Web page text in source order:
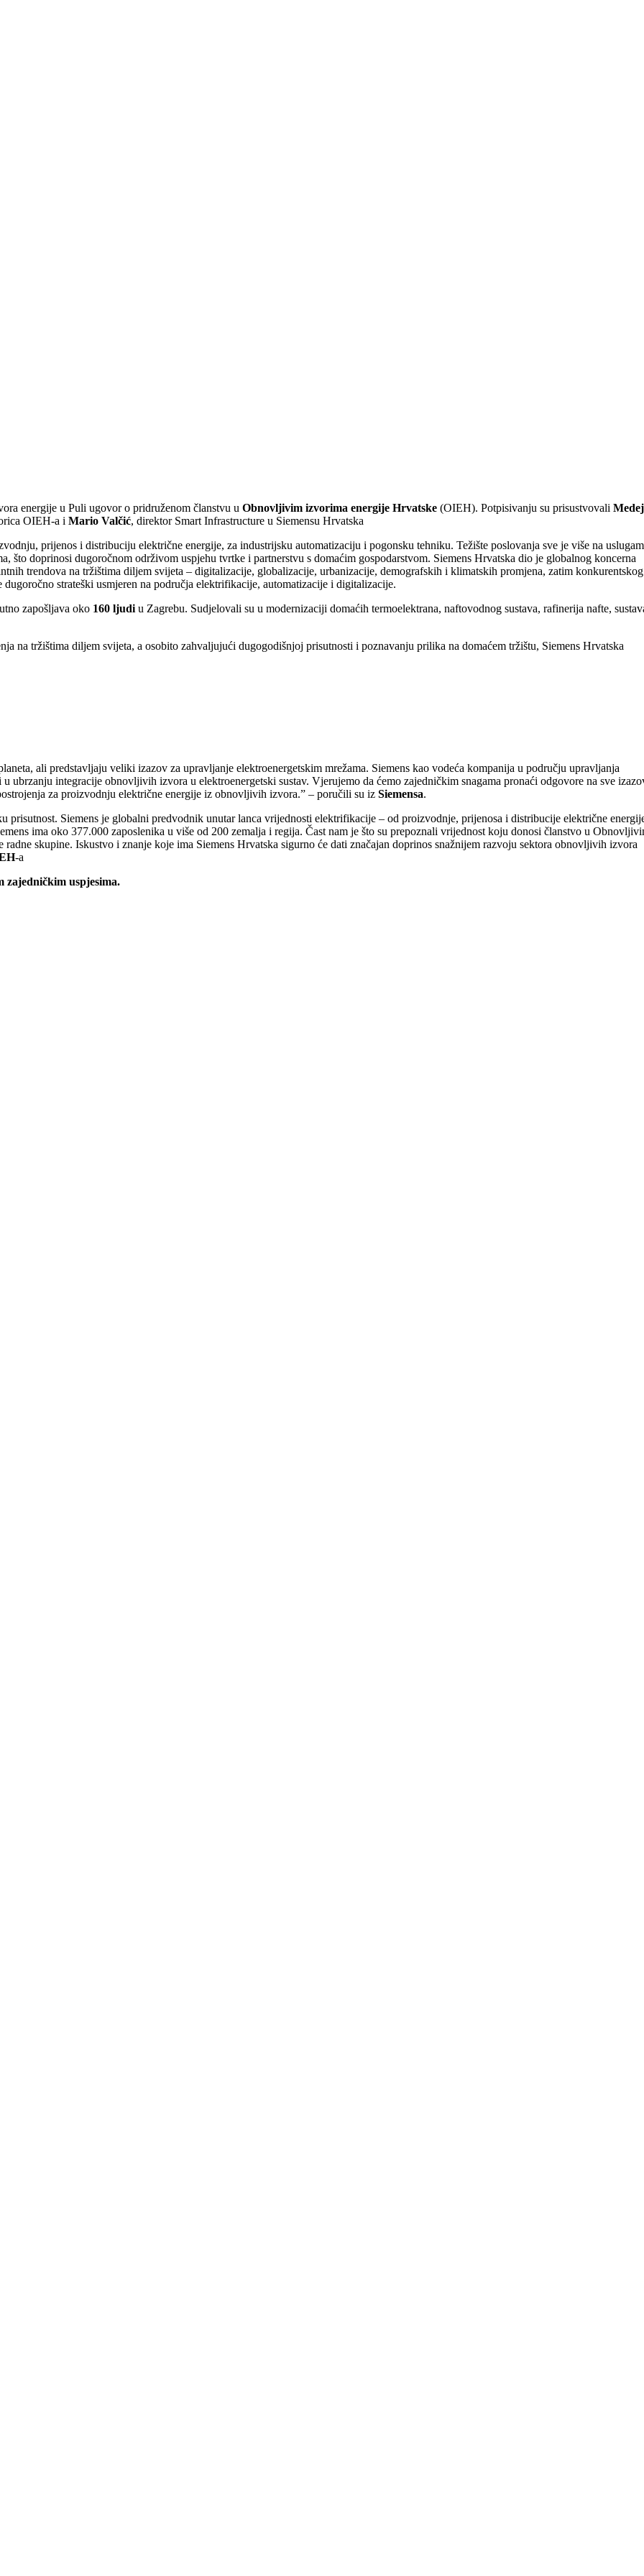
energije u Puli ugovor o pridruženom članstvu u Obnovljivim izvorima energije Hrvatske(OIEH). Potpisivanju su prisustvovali
OIEH-a i Mario Valčić, direktor Smart Infrastructure u Siemensu Hrvatska
prijenos i distribuciju električne energije, za industrijsku automatizaciju i pogonsku tehniku. Težište poslovanja sve je više na
što doprinosi dugoročnom održivom uspjehu tvrtke i partnerstvu s domaćim gospodarstvom. Siemens Hrvatska dio je globalnog koncerna
trendova na tržištima diljem svijeta – digitalizacije, globalizacije, urbanizacije, demografskih i klimatskih promjena, zatim konkurentskog
strateški usmjeren na područja elektrifikacije, automatizacije i digitalizacije.
zapošljava oko 160 ljudiu Zagrebu. Sudjelovali su u modernizaciji domaćih termoelektrana, naftovodnog sustava, rafinerija nafte,
na tržištima diljem svijeta, a osobito zahvaljujući dugogodišnjoj prisutnosti i poznavanju prilika na domaćem tržištu, Siemens Hrvatska
ali predstavljaju veliki izazov za upravljanje elektroenergetskim mrežama. Siemens kao vodeća kompanija u području upravljanja
ubrzanju integracije obnovljivih izvora u elektroenergetski sustav. Vjerujemo da ćemo zajedničkim snagama pronaći odgovore na sve
za proizvodnju električne energije iz obnovljivih izvora.” – poručili su iz Siemensa.
prisutnost. Siemens je globalni predvodnik unutar lanca vrijednosti elektrifikacije – od proizvodnje, prijenosa i distribucije električne
ima oko 377.000 zaposlenika u više od 200 zemalja i regija. Čast nam je što su prepoznali vrijednost koju donosi članstvo u
skupine. Iskustvo i znanje koje ima Siemens Hrvatska sigurno će dati značajan doprinos snažnijem razvoju sektora obnovljivih izvora
-a
zajedničkim uspjesima.